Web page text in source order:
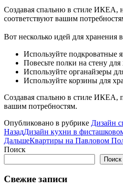
Создавая спальню в стиле ИКЕА,
соответствуют вашим
Вот несколько идей для
Используйте подкроватные
Повесьте полки на стену
Используйте органайзеры
Используйте корзины для
Создавая спальню в стиле ИКЕА,
вашим потребностям.
Опубликовано в рубрике Дизайн
НазадДизайн кухни в
ДальшеКвартиры на Павловом
Поиск
Поиск
Свежие записи